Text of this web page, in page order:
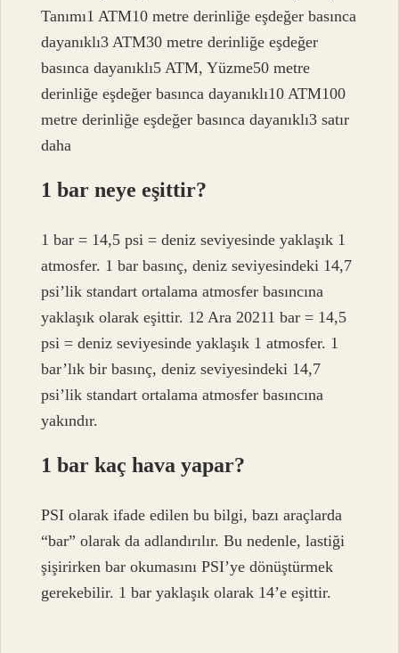
Tanımı1 ATM10 metre derinliğe eşdeğer basınca
dayanıklı3 ATM30 metre derinliğe eşdeğer
basınca dayanıklı5 ATM, Yüzme50 metre
derinliğe eşdeğer basınca dayanıklı10 ATM100
metre derinliğe eşdeğer basınca dayanıklı3 satır
daha
1 bar neye eşittir?
1 bar = 14,5 psi = deniz seviyesinde yaklaşık 1
atmosfer. 1 bar basınç, deniz seviyesindeki 14,7
psi’lik standart ortalama atmosfer basıncına
yaklaşık olarak eşittir. 12 Ara 20211 bar = 14,5
psi = deniz seviyesinde yaklaşık 1 atmosfer. 1
bar’lık bir basınç, deniz seviyesindeki 14,7
psi’lik standart ortalama atmosfer basıncına
yakındır.
1 bar kaç hava yapar?
PSI olarak ifade edilen bu bilgi, bazı araçlarda
“bar” olarak da adlandırılır. Bu nedenle, lastiği
şişirirken bar okumasını PSI’ye dönüştürmek
gerekebilir. 1 bar yaklaşık olarak 14’e eşittir.